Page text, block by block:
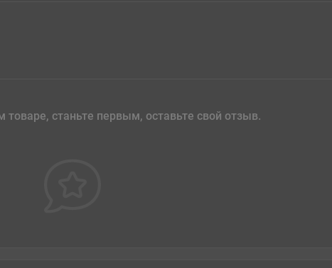
товаре, станьте первым, оставьте свой отзыв.